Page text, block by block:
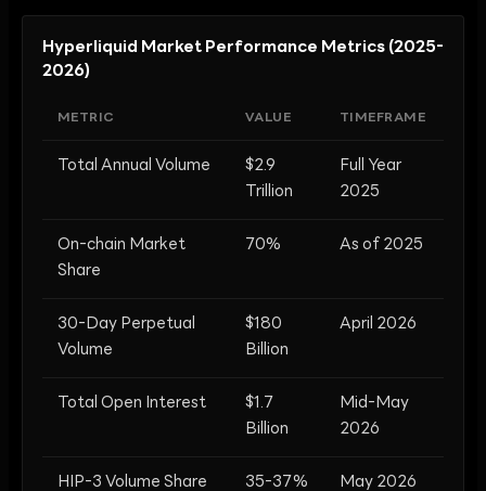
Hyperliquid Market Performance Metrics (2025-
2026)
METRIC VALUE TIMEFRAME
Total Annual Volume
$2.9
Trillion
Full Year
2025
On-chain Market
Share
70% As of 2025
30-Day Perpetual
Volume
$180
Billion
April 2026
Total Open Interest
$1.7
Billion
Mid-May
2026
HIP-3 Volume Share 35-37% May 2026